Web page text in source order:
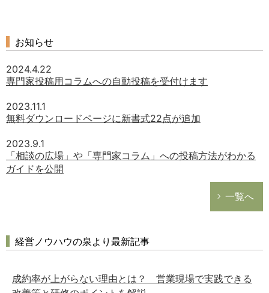
お知らせ
2024.4.22
専門家投稿用コラムへの自動投稿を受付けます
2023.11.1
無料ダウンロードページに新書式22点が追加
2023.9.1
「相談の広場」や「専門家コラム」への投稿方法がわかる
ガイドを公開
一覧へ
経営ノウハウの泉より最新記事
成約率が上がらない理由とは？ 営業現場で実践できる